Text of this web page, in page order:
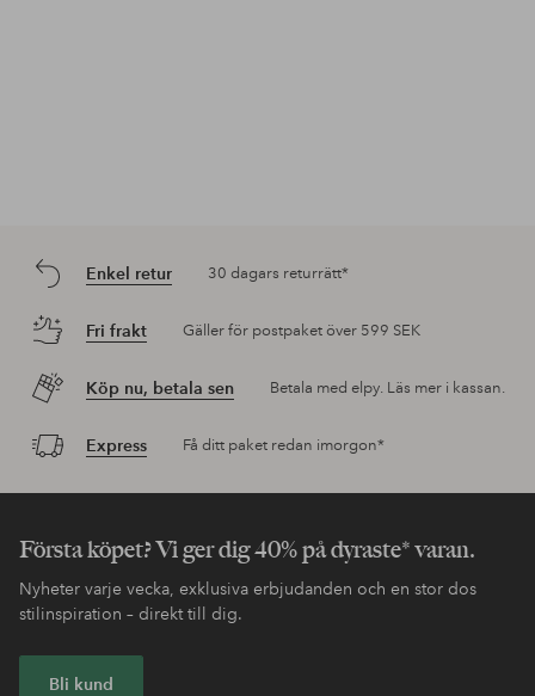
Enkel retur 30 dagars returrätt*
Fri frakt Gäller för postpaket över 599 SEK
Köp nu, betala sen Betala med elpy. Läs mer i kassan.
Express Få ditt paket redan imorgon*
Första köpet? Vi ger dig 40% på dyraste* varan.
Nyheter varje vecka, exklusiva erbjudanden och en stor dos
stilinspiration – direkt till dig.
Bli kund